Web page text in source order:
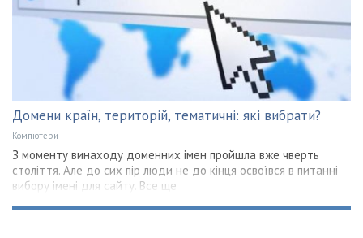
Домени країн, територій, тематичні: які вибрати?
Компютери
З моменту винаходу доменних імен пройшла вже чверть
століття. Але до сих пір люди не до кінця освоївся в питанні
вибору імені для сайту. Все ще